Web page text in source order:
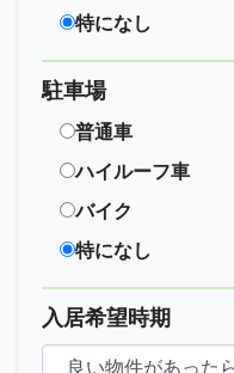
特になし
駐車場
普通車
ハイルーフ車
バイク
特になし
入居希望時期